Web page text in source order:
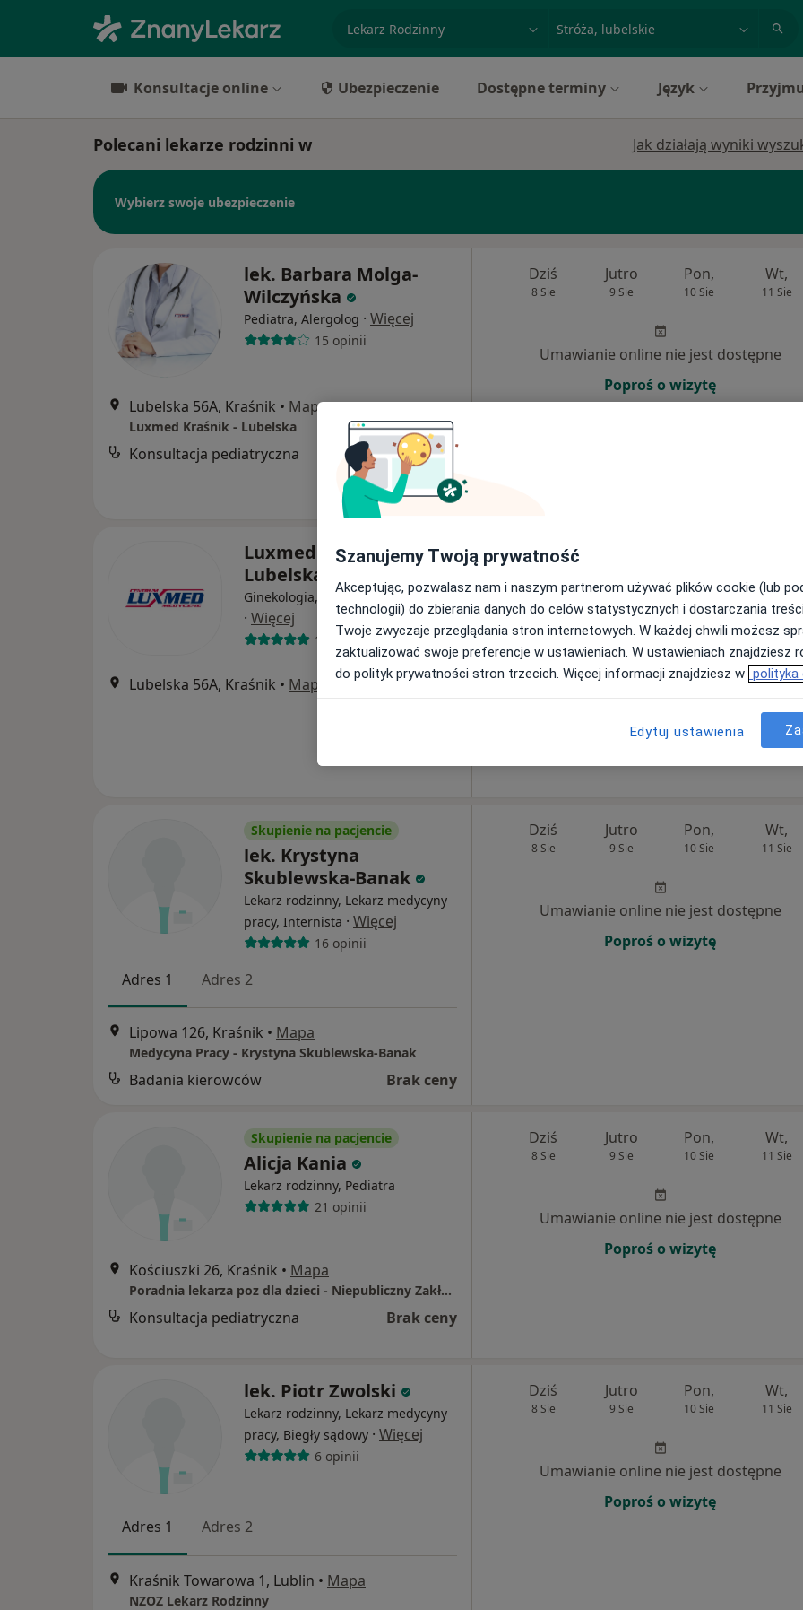
specjalizacja, badanie lub nazwiskomiasto lub dzielnica
Konsultacje online Ubezpieczenie Dostępne terminy Język
Polecani lekarze rodzinni w Jak działają wyniki
Wybierz swoje ubezpieczenie
lek. Barbara Molga-
Wilczyńska
Pediatra, Alergolog · Więcej
15 opinii
Lubelska 56A, Kraśnik • Mapa
Luxmed Kraśnik - Lubelska
Konsultacja pediatryczna 200 zł
Dziś
8 Sie
Jutro
9 Sie
Pon,
10 Sie
Wt,
11 Sie
Umawianie online nie jest dostępne
Poproś o wizytę
Luxmed Kraśnik -
Lubelska
Ginekologia, Interna, Laryngologia
· Więcej
119 opinii
Lubelska 56A, Kraśnik • Mapa
Dziś
Umawianie online nie jest dostępne
Pokaż profil
Skupienie na pacjencie
lek. Krystyna
Skublewska-Banak
Lekarz rodzinny, Lekarz medycyny
pracy, Internista · Więcej
16 opinii
Adres 1 Adres 2
Lipowa 126, Kraśnik • Mapa
Medycyna Pracy - Krystyna Skublewska-Banak
Badania kierowców Brak ceny
Dziś
8 Sie
Jutro
9 Sie
Pon,
10 Sie
Wt,
11 Sie
Umawianie online nie jest dostępne
Poproś o wizytę
Skupienie na pacjencie
Alicja Kania
Lekarz rodzinny, Pediatra
21 opinii
Kościuszki 26, Kraśnik • Mapa
Poradnia lekarza poz dla dzieci - Niepubliczny Zakład Opieki Zdrowotnej "RODZINA" w Kraśniku
Konsultacja pediatryczna Brak ceny
Dziś
8 Sie
Jutro
9 Sie
Pon,
10 Sie
Wt,
11 Sie
Umawianie online nie jest dostępne
Poproś o wizytę
lek. Piotr Zwolski
Lekarz rodzinny, Lekarz medycyny
pracy, Biegły sądowy · Więcej
6 opinii
Adres 1 Adres 2
Kraśnik Towarowa 1, Lublin • Mapa
NZOZ Lekarz Rodzinny
Dziś
8 Sie
Jutro
9 Sie
Pon,
10 Sie
Wt,
11 Sie
Umawianie online nie jest dostępne
Poproś o wizytę
Szanujemy Twoją prywatność
Akceptując, pozwalasz nam i naszym partnerom używać plików cookie (lub
technologii) do zbierania danych do celów statystycznych i dostarczania
Twoje zwyczaje przeglądania stron internetowych. W każdej chwili możesz
zaktualizować swoje preferencje w ustawieniach. W ustawieniach znajdziesz
do polityk prywatności stron trzecich. Więcej informacji znajdziesz w polityka
Edytuj ustawienia